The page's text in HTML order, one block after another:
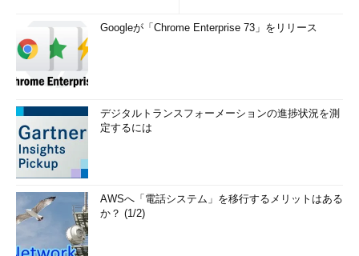
Googleが「Chrome Enterprise 73」をリリース
デジタルトランスフォーメーションの進捗状況を測
定するには
AWSへ「電話システム」を移行するメリットはある
か？ (1/2)